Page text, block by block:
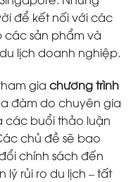
để kết nối với các
sản phẩm và
lịch doanh nghiệp.
gia chương trình
đàm do chuyên gia
các buổi thảo luận
chủ đề sẽ bao
chính sách đến
rủi ro du lịch – tất